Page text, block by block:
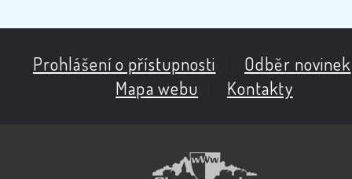
Prohlášení o přístupnosti Odběr novinek
Mapa webu
Kontakty